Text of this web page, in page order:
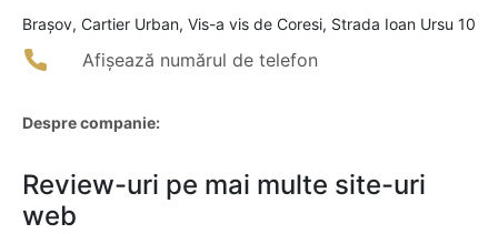
Braşov, Cartier Urban, Vis-a vis de Coresi, Strada Ioan Ursu 10
Afișează numărul de telefon
Despre companie:
Review-uri pe mai multe site-uri
web